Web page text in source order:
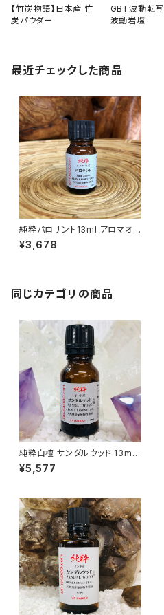
【竹炭物語】日本産 竹
炭パウダー
GBT波動転写
波動岩塩
最近チェックした商品
純粋パロサント13ml アロマオイ
ル
¥3,678
同じカテゴリの商品
純粋白檀 サンダルウッド 13ml
アロマオイル
¥5,577